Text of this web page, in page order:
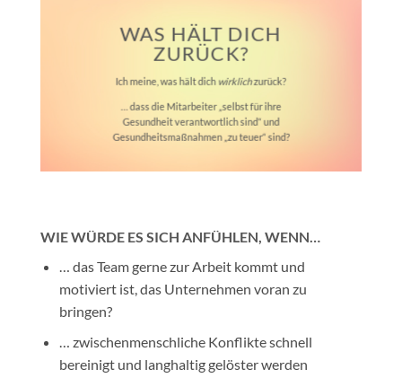
WAS HÄLT DICH
ZURÜCK?
Ich meine, was hält dichwirklichzurück?
… dass die Mitarbeiter „selbst für ihre
Gesundheit verantwortlich sind“ und
Gesundheitsmaßnahmen „zu teuer“ sind?
WIE WÜRDE ES SICH ANFÜHLEN, WENN…
… das Team gerne zur Arbeit kommt und
motiviert ist, das Unternehmen voran zu
bringen?
… zwischenmenschliche Konflikte schnell
bereinigt und langhaltig gelöster werden